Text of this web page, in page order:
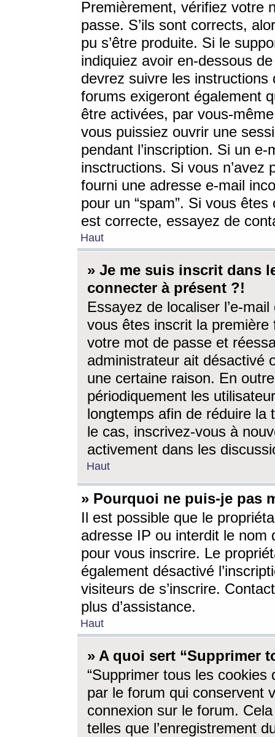
Premièrement, vérifiez votre
passe. S’ils sont corrects,
pu s’être produite. Si le
indiquiez avoir en-dessous
devrez suivre les
forums exigeront également
être activées, par vous-
vous puissiez ouvrir une
pendant l’inscription. Si un
insctructions. Si vous n’avez
fourni une adresse e-mail
pour un “spam”. Si vous
est correcte, essayez de
Haut
» Je me suis inscrit dans
connecter à présent ?!
Essayez de localiser l’e-
vous êtes inscrit la première
votre mot de passe et
administrateur ait désactivé
une certaine raison. En
périodiquement les
longtemps afin de réduire la
le cas, inscrivez-vous à
activement dans les
Haut
» Pourquoi ne puis-je pas
Il est possible que le
adresse IP ou interdit le nom
pour vous inscrire. Le
également désactivé
visiteurs de s’inscrire.
plus d’assistance.
Haut
» A quoi sert “Supprimer
“Supprimer tous les cookies
par le forum qui conservent
connexion sur le forum.
telles que l’enregistrement